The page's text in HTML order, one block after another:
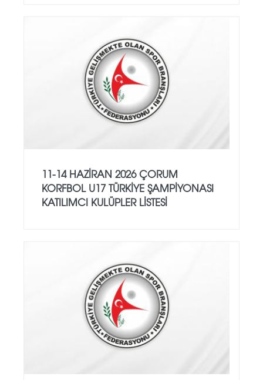
11-14 HAZİRAN 2026 ÇORUM
KORFBOL U17 TÜRKİYE ŞAMPİYONASI
KATILIMCI KULÜPLER LİSTESİ